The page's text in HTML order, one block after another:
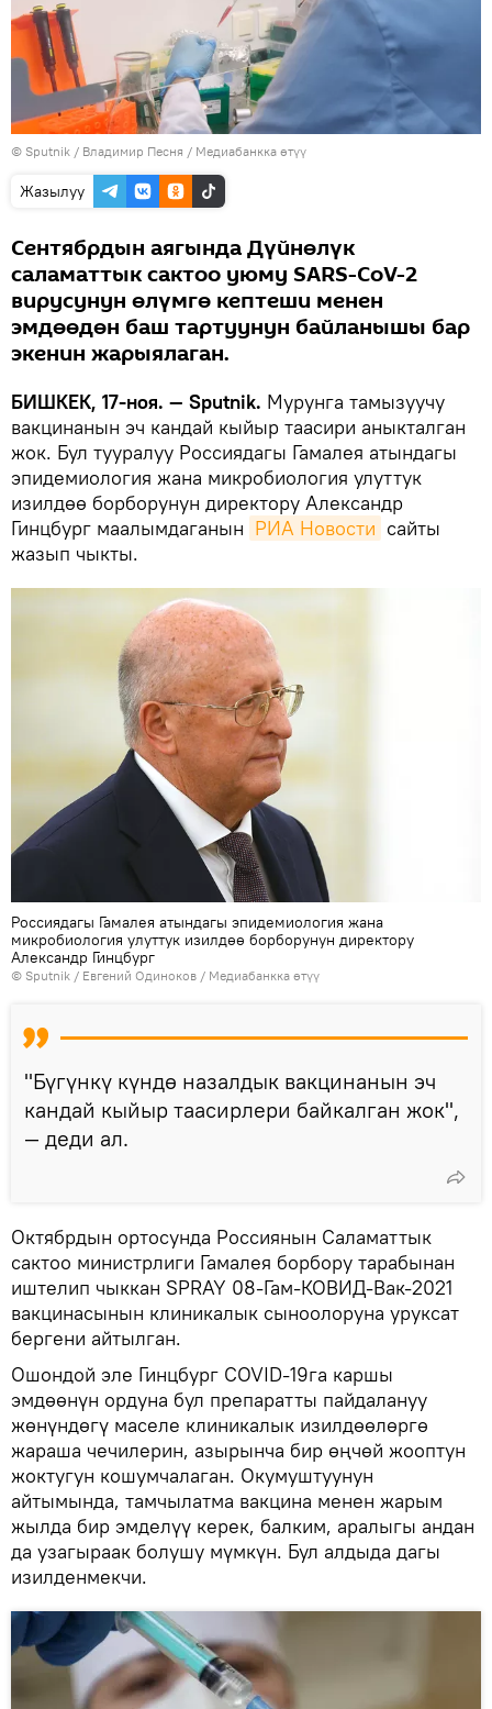
© Sputnik / Владимир Песня / Медиабанкка өтүү
Жазылуу
Сентябрдын аягында Дүйнөлүк
саламаттык сактоо уюму SARS-CoV-2
вирусунун өлүмгө кептеши менен
эмдөөдөн баш тартуунун байланышы бар
экенин жарыялаган.
БИШКЕК, 17-ноя. — Sputnik. Мурунга тамызуучу
вакцинанын эч кандай кыйыр таасири аныкталган
жок. Бул тууралуу Россиядагы Гамалея атындагы
эпидемиология жана микробиология улуттук
изилдөө борборунун директору Александр
Гинцбург маалымдаганын РИА Новости сайты
жазып чыкты.
Россиядагы Гамалея атындагы эпидемиология жана
микробиология улуттук изилдөө борборунун директору
Александр Гинцбург
© Sputnik / Евгений Одиноков / Медиабанкка өтүү
"Бүгүнкү күндө назалдык вакцинанын эч
кандай кыйыр таасирлери байкалган жок",
— деди ал.
Октябрдын ортосунда Россиянын Саламаттык
сактоо министрлиги Гамалея борбору тарабынан
иштелип чыккан SPRAY 08-Гам-КОВИД-Вак-2021
вакцинасынын клиникалык сыноолоруна уруксат
бергени айтылган.
Ошондой эле Гинцбург COVID-19га каршы
эмдөөнүн ордуна бул препаратты пайдалануу
жөнүндөгү маселе клиникалык изилдөөлөргө
жараша чечилерин, азырынча бир өңчөй жооптун
жоктугун кошумчалаган. Окумуштуунун
айтымында, тамчылатма вакцина менен жарым
жылда бир эмделүү керек, балким, аралыгы андан
да узагыраак болушу мүмкүн. Бул алдыда дагы
изилденмекчи.